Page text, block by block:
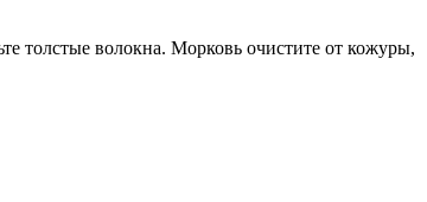
толстые волокна. Морковь очистите от кожуры,